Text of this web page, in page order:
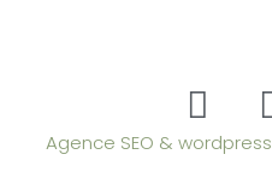
Agence SEO & wordpress